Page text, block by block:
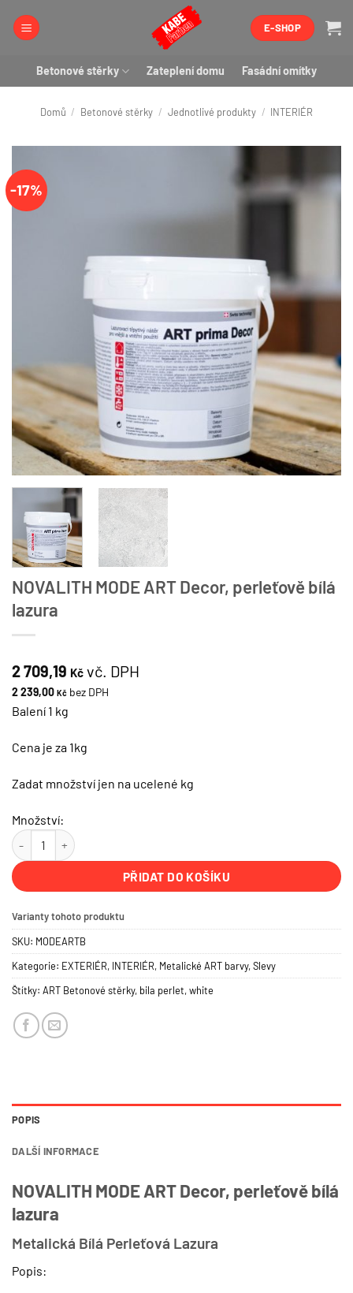
E-SHOP
Betonové stěrky Zateplení domu Fasádní omítky
Domů / Betonové stěrky / Jednotlivé produkty / INTERIÉR
-17%
NOVALITH MODE ART Decor, perleťově bílá
lazura
2 709,19 Kč vč. DPH
2 239,00 Kč bez DPH
Balení 1 kg
Cena je za 1kg
Zadat množství jen na ucelené kg
Množství:
NOVALITH MODE ART Decor, perleťově bílá lazura množství
PŘIDAT DO KOŠÍKU
Varianty tohoto produktu
SKU: MODEARTB
Kategorie: EXTERIÉR, INTERIÉR, Metalické ART barvy,Slevy
Štítky: ART Betonové stěrky, bila perlet,white
POPIS
DALŠÍ INFORMACE
NOVALITH MODE ART Decor, perleťově bílá
lazura
Metalická Bílá Perleťová Lazura
Popis: